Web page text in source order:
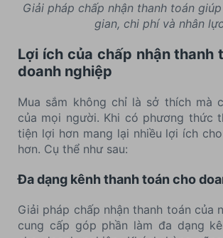
Giải pháp chấp nhận thanh toán
gian, chi phí và nhân
Lợi ích của chấp nhận thanh
doanh nghiệp
Mua sắm không chỉ là sở thích mà
của mọi người. Khi có phương thức
tiện lợi hơn mang lại nhiều lợi ích
hơn. Cụ thể như sau:
Đa dạng kênh thanh toán cho
Giải pháp chấp nhận thanh toán của
cung cấp góp phần làm đa dạng